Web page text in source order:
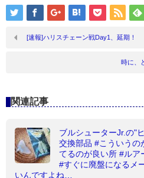
[速報]ハリスチェーン戦Day1、延期！
時に、
関連記事
ブルシューターJr.の"
交換部品 #こういうの
てるのが良い所 #ル
#すぐに廃盤になるメ
いんですよね…